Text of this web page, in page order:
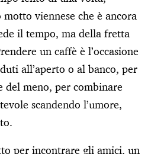
viennese che è ancora
il tempo, ma della fretta
un caffè è l’occasione
all’aperto o al banco, per
del meno, per combinare
scandendo l’umore,
per incontrare gli amici, un